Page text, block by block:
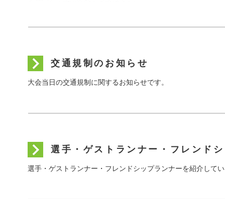
交通規制のお知らせ
大会当日の交通規制に関するお知らせです。
選手・ゲストランナー・フレンド
選手・ゲストランナー・フレンドシップランナーを紹介して